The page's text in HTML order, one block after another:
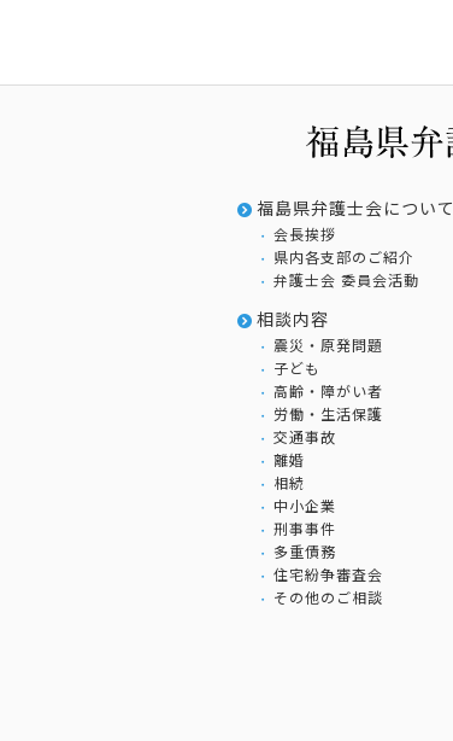
福島県弁護士会について
会長挨拶
県内各支部のご紹介
弁護士会 委員会活動
相談内容
震災・原発問題
子ども
高齢・障がい者
労働・生活保護
交通事故
離婚
相続
中小企業
刑事事件
多重債務
住宅紛争審査会
その他のご相談